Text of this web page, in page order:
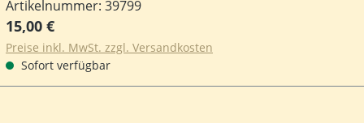
Artikelnummer: 39799
Regulärer Preis:
15,00 €
Preise inkl. MwSt. zzgl. Versandkosten
Sofort verfügbar